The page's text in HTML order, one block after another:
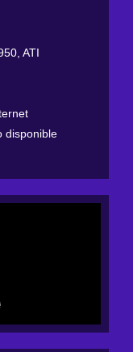
ATI
disponible